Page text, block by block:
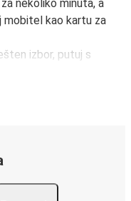
za nekoliko minuta, a
kao kartu za
izbor, putuj s